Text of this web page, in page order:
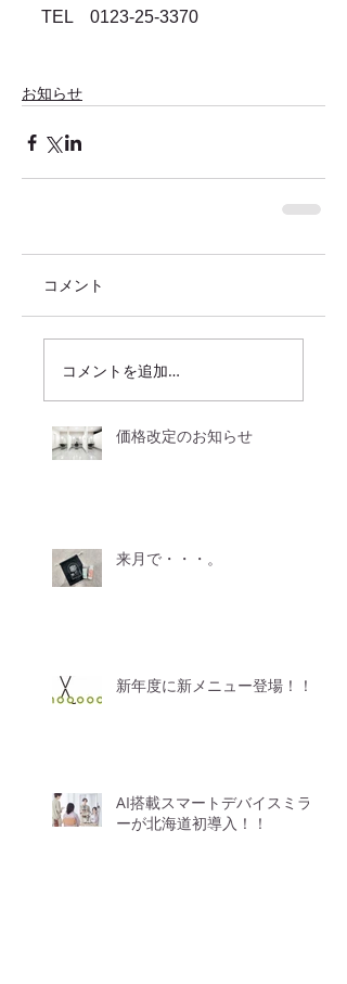
TEL　0123-25-3370
お知らせ
コメント
コメントを追加…
価格改定のお知らせ
来月で・・・。
新年度に新メニュー登場！！
AI搭載スマートデバイスミラ
ーが北海道初導入！！